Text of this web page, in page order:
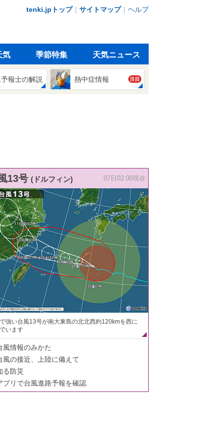
tenki.jpトップ｜ サイトマップ｜ ヘルプ
気 季節特集 天気ニュース
報士の解説 熱中症情報 注目
13号 (ドルフィン) 07日02:00現在
強い台風13号が南大東島の北北西約120kmを西に
います
風情報のみかた
風の接近、上陸に備えて
る防災
プリで台風進路予報を確認